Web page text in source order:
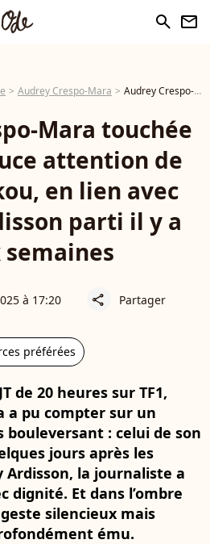
search newsletter
Audrey Crespo-Mara Audrey Crespo-Mara touchée par une douce attention de son fils Sékou, en lien avec Thierry Ardisson parti il y a deux semaines
Mara touchée
attention de
en lien avec
parti il y a
semaines
à 17:20 share Partager
préférées
de 20 heures sur TF1,
a pu compter sur un
: celui de son
jours après les
Ardisson, la journaliste a
dignité. Et dans l’ombre
silencieux mais
ému.